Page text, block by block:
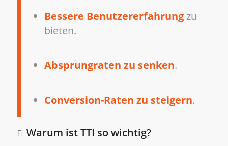
Bessere Benutzererfahrung zu
bieten.
Absprungraten zu senken.
Conversion-Raten zu steigern.
Warum ist TTI so wichtig?